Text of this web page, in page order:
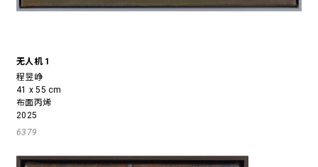
无人机 1
程昱峥
41 x 55 cm
布面丙烯
2025
6379